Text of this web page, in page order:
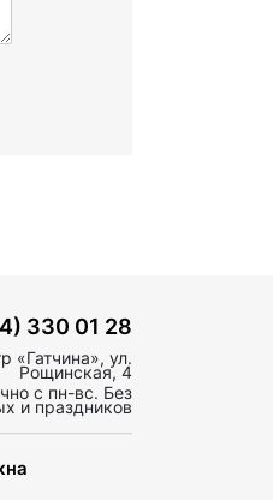
330 01 28
«Гатчина», ул.
Рощинская, 4
с пн-вс. Без
и праздников